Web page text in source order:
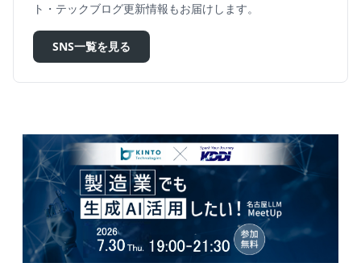
ト・テックブログ更新情報もお届けします。
SNS一覧を見る